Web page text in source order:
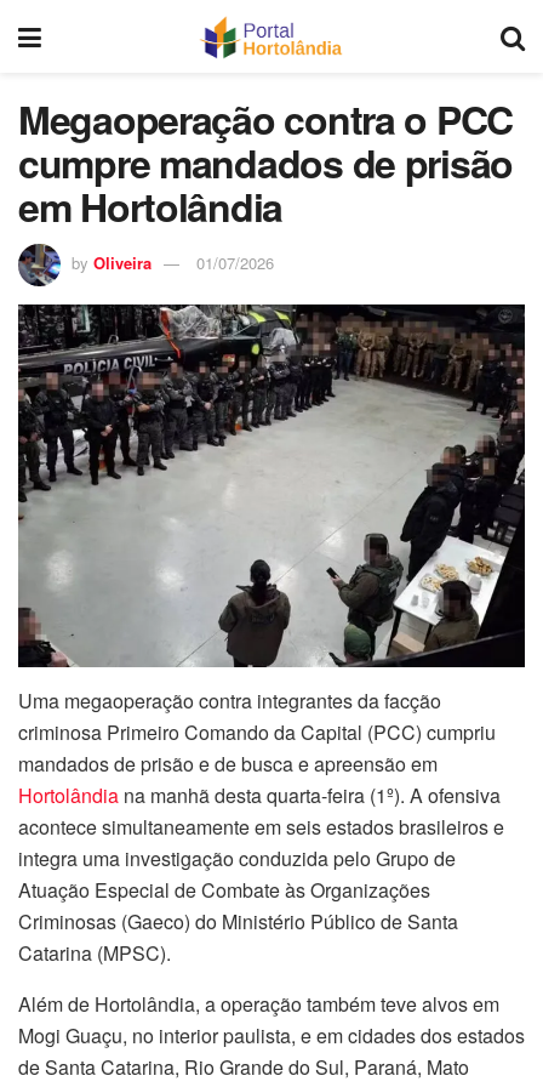
Megaoperação contra o PCC
cumpre mandados de prisão
em Hortolândia
by Oliveira 01/07/2026
Uma megaoperação contra integrantes da facção
criminosa Primeiro Comando da Capital (PCC) cumpriu
mandados de prisão e de busca e apreensão em
Hortolândia na manhã desta quarta-feira (1º). A ofensiva
acontece simultaneamente em seis estados brasileiros e
integra uma investigação conduzida pelo Grupo de
Atuação Especial de Combate às Organizações
Criminosas (Gaeco) do Ministério Público de Santa
Catarina (MPSC).
Além de Hortolândia, a operação também teve alvos em
Mogi Guaçu, no interior paulista, e em cidades dos estados
de Santa Catarina, Rio Grande do Sul, Paraná, Mato